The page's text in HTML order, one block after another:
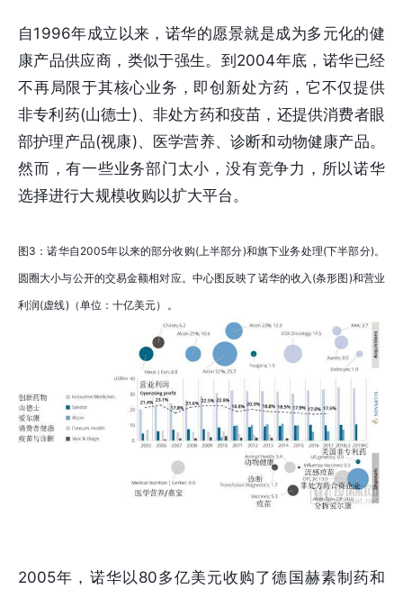
自1996年成立以来，诺华的愿景就是成为多元化的健
康产品供应商，类似于强生。到2004年底，诺华已经
不再局限于其核心业务，即创新处方药，它不仅提供
非专利药(山德士)、非处方药和疫苗，还提供消费者眼
部护理产品(视康)、医学营养、诊断和动物健康产品。
然而，有一些业务部门太小，没有竞争力，所以诺华
选择进行大规模收购以扩大平台。
图3：诺华自2005年以来的部分收购(上半部分)和旗下业务处理(下半部分)。
圆圈大小与公开的交易金额相对应。中心图反映了诺华的收入(条形图)和营业
利润(虚线)（单位：十亿美元）。
2005年，诺华以80多亿美元收购了德国赫素制药和